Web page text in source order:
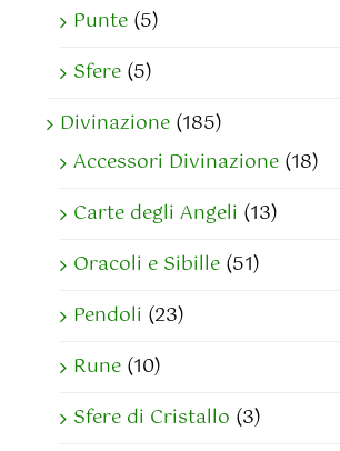
Punte (5)
Sfere (5)
Divinazione (185)
Accessori Divinazione (18)
Carte degli Angeli (13)
Oracoli e Sibille (51)
Pendoli (23)
Rune (10)
Sfere di Cristallo (3)